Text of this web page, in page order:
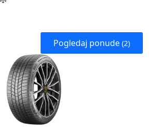
Pogledaj ponude (2)